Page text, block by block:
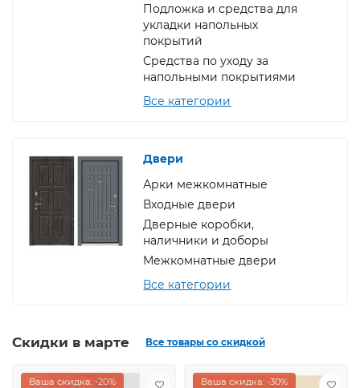
Подложка и средства для
укладки напольных
покрытий
Средства по уходу за
напольными покрытиями
Все категории
Двери
Арки межкомнатные
Входные двери
Дверные коробки,
наличники и доборы
Межкомнатные двери
Все категории
Скидки в марте Все товары со скидкой
Ваша скидка: -20% Ваша скидка: -30%